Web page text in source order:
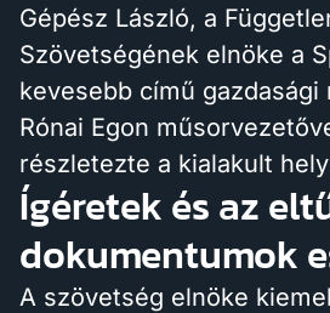
Gépész László, a
Szövetségének elnöke a
kevesebb című gazdasági
Rónai Egon
részletezte a kialakult
Ígéretek és az
dokumentumok
A szövetség elnöke